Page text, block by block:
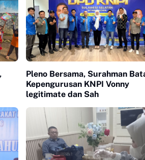
Pleno Bersama, Surahman
Kepengurusan KNPI Vonny
legitimate dan Sah